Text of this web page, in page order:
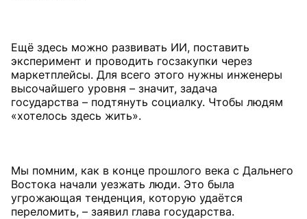
Ещё здесь можно развивать ИИ, поставить
эксперимент и проводить госзакупки через
маркетплейсы. Для всего этого нужны инженеры
высочайшего уровня – значит, задача
государства – подтянуть социалку. Чтобы людям
«хотелось здесь жить».
Мы помним, как в конце прошлого века с Дальнего
Востока начали уезжать люди. Это была
угрожающая тенденция, которую удаётся
переломить, – заявил глава государства.